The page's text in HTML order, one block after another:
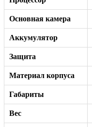
Основная камера
Аккумулятор
Защита
Материал корпуса
Габариты
Вес